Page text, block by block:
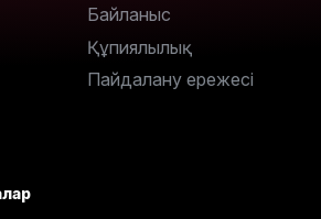
Байланыс
Құпиялылық
Пайдалану ережесі